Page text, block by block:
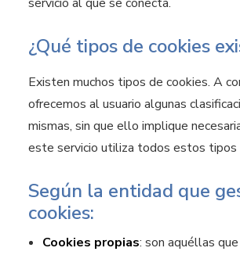
¿Qué tipos de cookies
Existen muchos tipos de cookies. A
ofrecemos al usuario algunas
mismas, sin que ello implique
este servicio utiliza todos estos tipos
Según la entidad que
cookies:
Cookies propias: son aquéllas